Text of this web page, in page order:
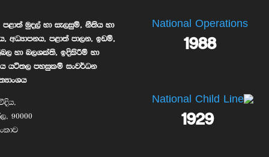
මුදල් හා සැලසුම්, නීතිය හා
අධ්‍යාපනය, පළාත් පාලන, ඉඩම්,
හා බලශක්ති, ඉදිකිරීම් හා
යටිතල පහසුකම් සංවර්ධන
90000
National Operations
1988
National Child Line
1929